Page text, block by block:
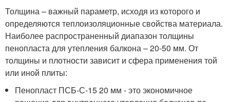
Толщина – важный параметр, исходя из которого и
определяются теплоизоляционные свойства материала.
Наиболее распространенный диапазон толщины
пенопласта для утепления балкона – 20-50 мм. От
толщины и плотности зависит и сфера применения той
или иной плиты:
Пенопласт ПСБ-С-15 20 мм - это экономичное